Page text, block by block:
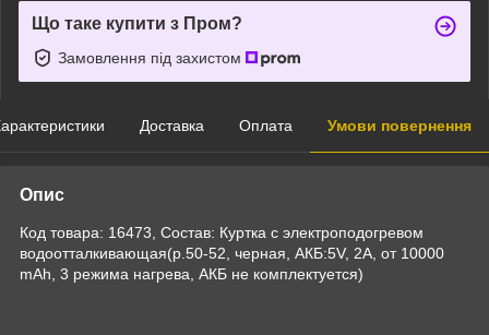
Що таке купити з Пром?
Замовлення під захистом
Доставка Оплата Умови повернення
Опис
Код товара: 16473, Состав: Куртка с электроподогревом
водоотталкивающая(р.50-52, черная, АКБ:5V, 2A, от 10000
mAh, 3 режима нагрева, АКБ не комплектуется)